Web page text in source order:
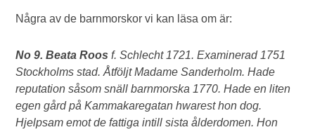
Några av de barnmorskor vi kan läsa om är:
No 9. Beata Roosf. Schlecht 1721. Examinerad 1751
Stockholms stad. Åtföljt Madame Sanderholm. Hade
reputation såsom snäll barnmorska 1770. Hade en liten
egen gård på Kammakaregatan hwarest hon dog.
Hjelpsam emot de fattiga intill sista ålderdomen. Hon